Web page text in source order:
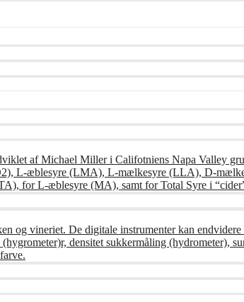
af Michael Miller i Califotniens Napa Valley
L-æblesyre (LMA), L-mælkesyre (LLA), D-
for L-æblesyre (MA), samt for Total Syre i
og vineriet. De digitale instrumenter kan
densitet sukkermåling (hydrometer),